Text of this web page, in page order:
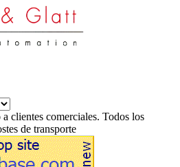
clientes comerciales. Todos los
de transporte